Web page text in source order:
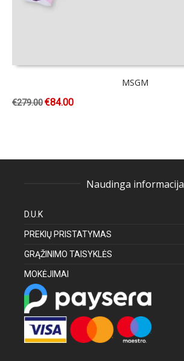
MSGM
€279.00€84.00
Naudinga informacija
D.U.K
PREKIŲ PRISTATYMAS
GRĄŽINIMO TAISYKLĖS
MOKĖJIMAI